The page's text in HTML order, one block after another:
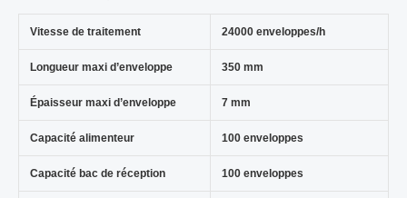
Vitesse de traitement 24000 enveloppes/h
Longueur maxi d’enveloppe 350 mm
Épaisseur maxi d’enveloppe 7 mm
Capacité alimenteur 100 enveloppes
Capacité bac de réception 100 enveloppes